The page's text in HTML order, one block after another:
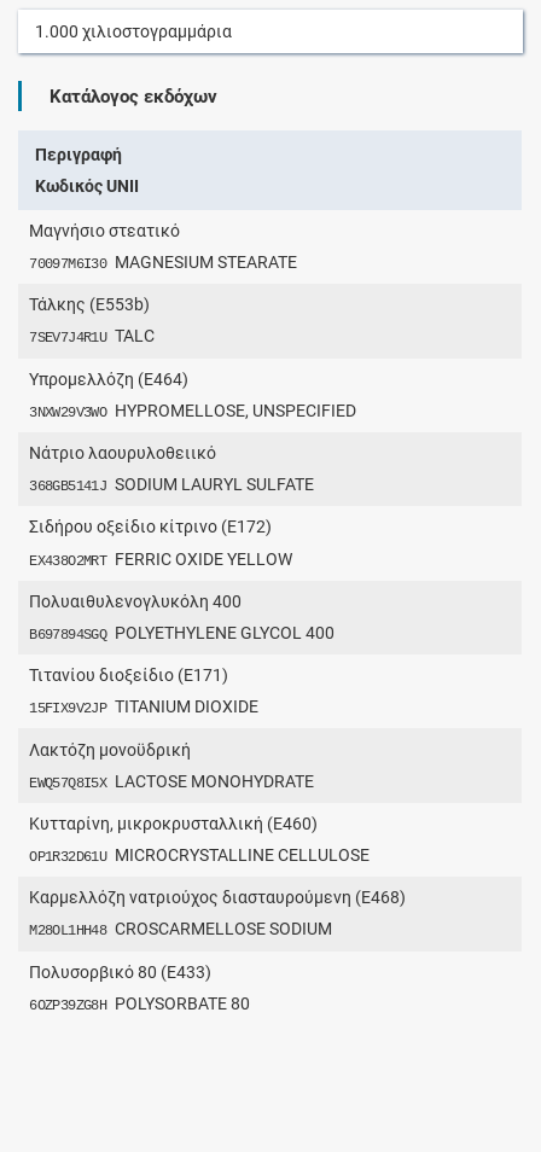
1.000 χιλιοστογραμμάρια
Κατάλογος εκδόχων
Περιγραφή
Κωδικός UNII
Μαγνήσιο στεατικό
70097M6I30 MAGNESIUM STEARATE
Τάλκης (E553b)
7SEV7J4R1U TALC
Υπρομελλόζη (E464)
3NXW29V3WO HYPROMELLOSE, UNSPECIFIED
Νάτριο λαουρυλοθειικό
368GB5141J SODIUM LAURYL SULFATE
Σιδήρου οξείδιο κίτρινο (E172)
EX438O2MRT FERRIC OXIDE YELLOW
Πολυαιθυλενογλυκόλη 400
B697894SGQ POLYETHYLENE GLYCOL 400
Τιτανίου διοξείδιο (E171)
15FIX9V2JP TITANIUM DIOXIDE
Λακτόζη μονοϋδρική
EWQ57Q8I5X LACTOSE MONOHYDRATE
Κυτταρίνη, μικροκρυσταλλική (E460)
OP1R32D61U MICROCRYSTALLINE CELLULOSE
Καρμελλόζη νατριούχος διασταυρούμενη (E468)
M28OL1HH48 CROSCARMELLOSE SODIUM
Πολυσορβικό 80 (E433)
6OZP39ZG8H POLYSORBATE 80